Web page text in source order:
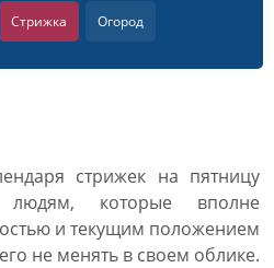
Стрижка Огород
стрижек на пятницу
людям, которые вполне
и текущим положением
не менять в своем облике.